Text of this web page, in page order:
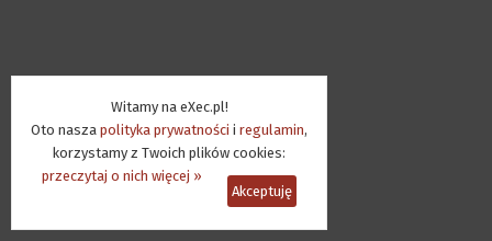
Witamy na eXec.pl!
Oto nasza polityka prywatności i regulamin,
korzystamy z Twoich plików cookies:
przeczytaj o nich więcej »
Akceptuję